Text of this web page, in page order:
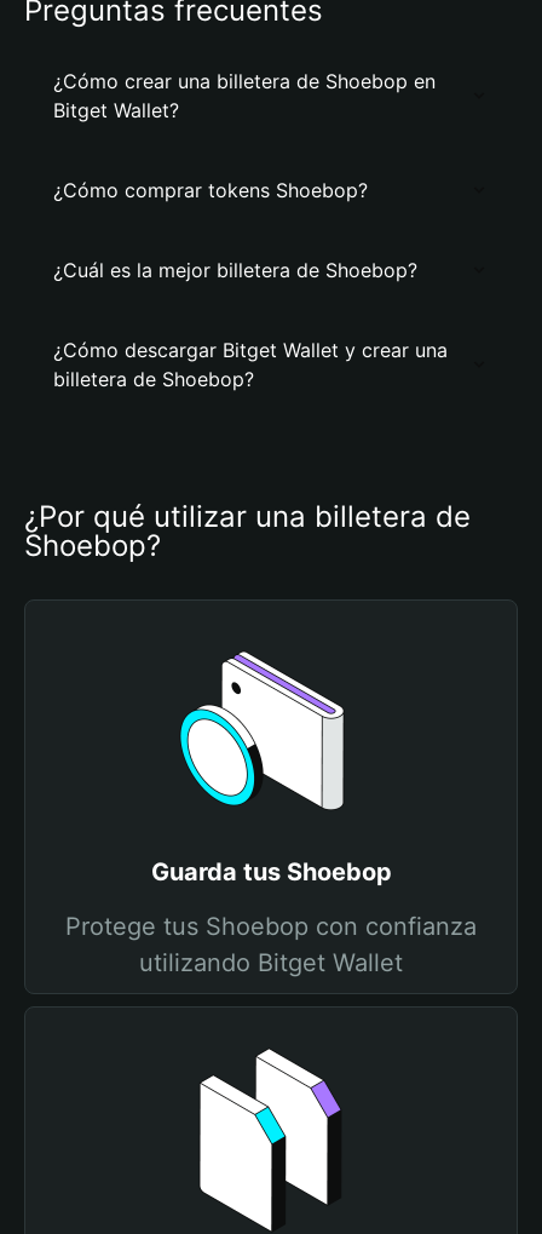
Preguntas frecuentes
¿Cómo crear una billetera de Shoebop en
Bitget Wallet?
¿Cómo comprar tokens Shoebop?
¿Cuál es la mejor billetera de Shoebop?
¿Cómo descargar Bitget Wallet y crear una
billetera de Shoebop?
¿Por qué utilizar una billetera de
Shoebop?
Guarda tus Shoebop
Protege tus Shoebop con confianza
utilizando Bitget Wallet